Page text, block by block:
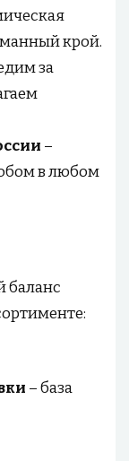
крой.
за
–
в любом
баланс
– база